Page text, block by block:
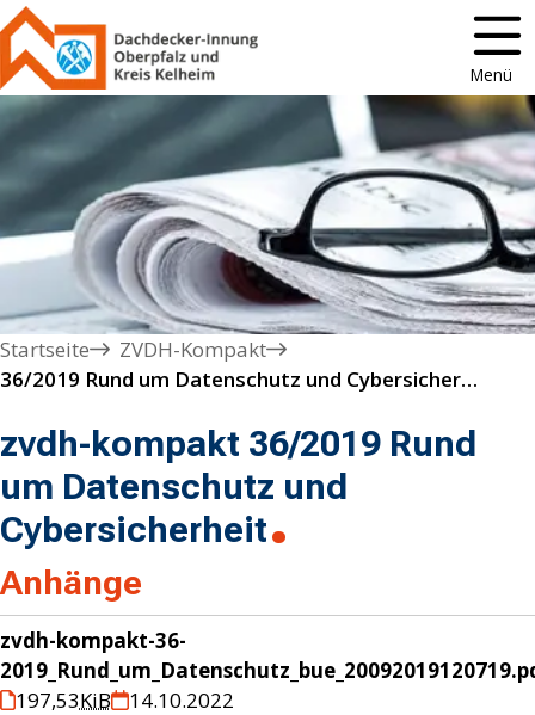
Menü
Startseite
ZVDH-Kompakt
36/2019 Rund um Datenschutz und Cybersicherheit
zvdh-kompakt 36/2019 Rund
um Datenschutz und
Cybersicherheit
Anhänge
zvdh-kompakt-36-
197,53KiB 14.10.2022